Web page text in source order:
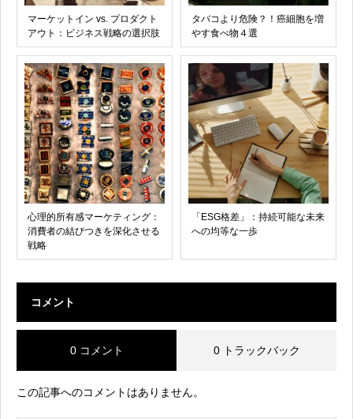
マーケットイン vs. プロダクト
アウト：ビジネス戦略の選択肢
タバコより危険？！癌細胞を増
やす食べ物４選
心理的所有感マーケティング：
消費者の結びつきを深化させる
戦略
「ESG格差」：持続可能な未来
への均等な一歩
コメント
0 コメント 0 トラックバック
この記事へのコメントはありません。